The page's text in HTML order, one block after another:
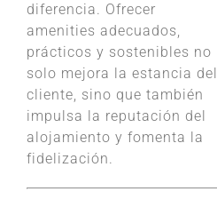
diferencia. Ofrecer
amenities adecuados,
prácticos y sostenibles no
solo mejora la estancia del
cliente, sino que también
impulsa la reputación del
alojamiento y fomenta la
fidelización.